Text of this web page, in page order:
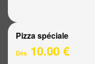
Pizza spéciale
Dès 10.00 €